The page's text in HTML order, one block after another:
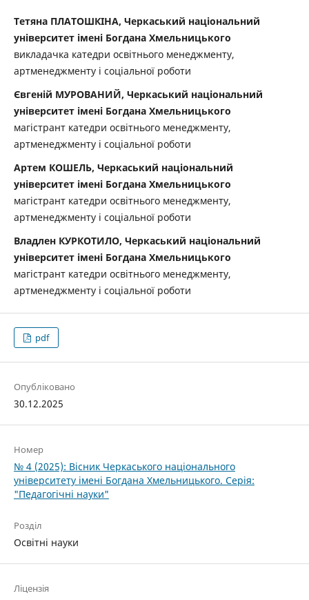
Тетяна ПЛАТОШКІНА, Черкаський національний
університет імені Богдана Хмельницького
викладачка катедри освітнього менеджменту,
артменеджменту і соціальної роботи
Євгеній МУРОВАНИЙ, Черкаський національний
університет імені Богдана Хмельницького
магістрант катедри освітнього менеджменту,
артменеджменту і соціальної роботи
Артем КОШЕЛЬ, Черкаський національний
університет імені Богдана Хмельницького
магістрант катедри освітнього менеджменту,
артменеджменту і соціальної роботи
Владлен КУРКОТИЛО, Черкаський національний
університет імені Богдана Хмельницького
магістрант катедри освітнього менеджменту,
артменеджменту і соціальної роботи
pdf
Опубліковано
30.12.2025
Номер
№ 4 (2025): Вісник Черкаського національного
університету імені Богдана Хмельницького. Серія:
"Педагогічні науки"
Розділ
Освітні науки
Ліцензія